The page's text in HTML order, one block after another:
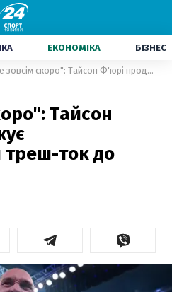
ЕКОНОМІКА БІЗНЕС
"Вже зовсім скоро": Тайсон Ф'юрі продовжує застосовувати треш-ток до Усика
Тайсон
треш-ток до